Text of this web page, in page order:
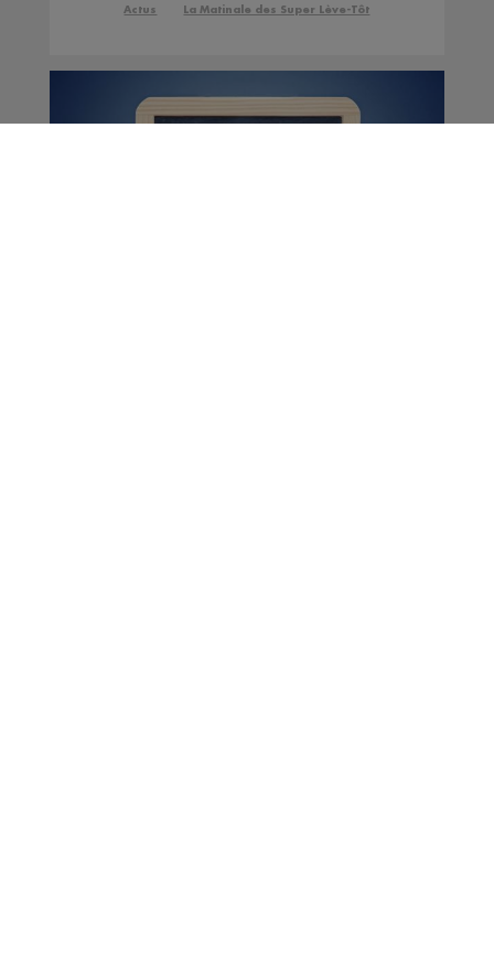
Actus La Matinale des Super Lève-Tôt